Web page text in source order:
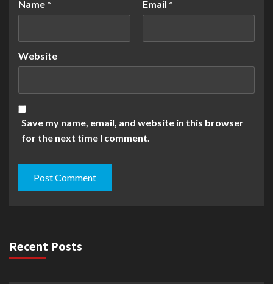
Name * Email *
Website
Save my name, email, and website in this browser
for the next time I comment.
Recent Posts